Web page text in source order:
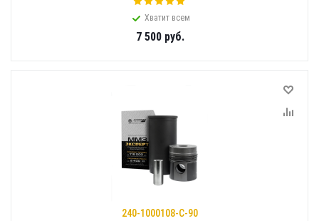
Хватит всем
7 500руб.
240-1000108-С-90